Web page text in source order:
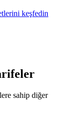
keşfedin
sahip diğer